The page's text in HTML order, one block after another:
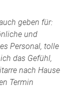
geben für:
und
Personal, tolle
das Gefühl,
nach Hause
Termin